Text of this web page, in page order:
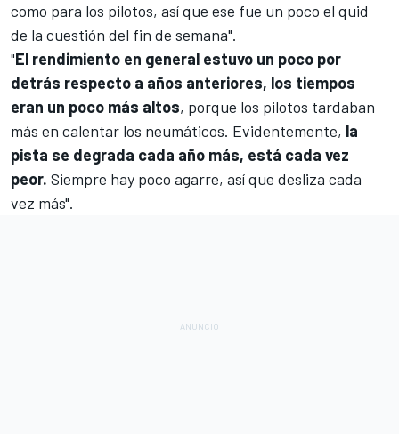
como para los pilotos, así que ese fue un poco el quid
de la cuestión del fin de semana".
"El rendimiento en general estuvo un poco por
detrás respecto a años anteriores, los tiempos
eran un poco más altos, porque los pilotos tardaban
más en calentar los neumáticos. Evidentemente, la
pista se degrada cada año más, está cada vez
peor. Siempre hay poco agarre, así que desliza cada
vez más".